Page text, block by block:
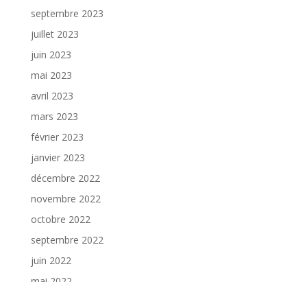
septembre 2023
juillet 2023
juin 2023
mai 2023
avril 2023
mars 2023
février 2023
janvier 2023
décembre 2022
novembre 2022
octobre 2022
septembre 2022
juin 2022